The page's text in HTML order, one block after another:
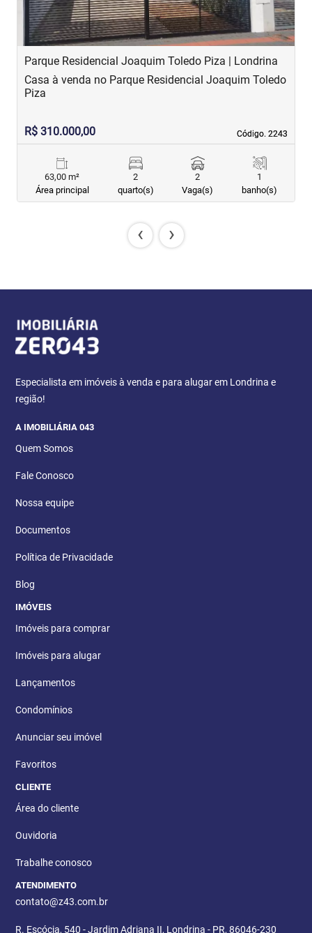
Parque Residencial Joaquim Toledo Piza | Londrina
Código. 2243
Código. 2243
Casa à venda no Parque Residencial Joaquim Toledo
Piza
R$ 310.000,00
63,00 m²
Área principal
2
quarto(s)
2
Vaga(s)
1
banho(s)
‹ ›
Especialista em imóveis à venda e para alugar em Londrina e
região!
A IMOBILIÁRIA 043
Quem Somos
Fale Conosco
Nossa equipe
Documentos
Política de Privacidade
Blog
IMÓVEIS
Imóveis para comprar
Imóveis para alugar
Lançamentos
Condomínios
Anunciar seu imóvel
Favoritos
CLIENTE
Área do cliente
Ouvidoria
Trabalhe conosco
ATENDIMENTO
contato@z43.com.br
R. Escócia, 540 - Jardim Adriana II, Londrina - PR, 86046-230